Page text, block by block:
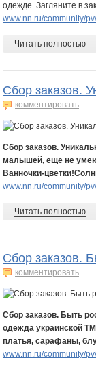
одежде. Загляните в
www.nn.ru/community/
Читать полностью
Сбор заказов.
комментировать
Сбор заказов.
малышей, еще не
Ванночки-
www.nn.ru/community/
Читать полностью
Сбор заказов.
комментировать
Сбор заказов. Быть
одежда украинской
платья, сарафаны,
www.nn.ru/community/